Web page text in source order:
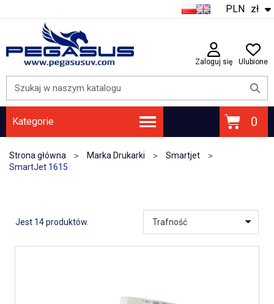
zł
PLN
Zaloguj się Ulubione
Kategorie
Strona główna Marka Drukarki
Smartjet
SmartJet 1615
Jest 14 produktów.